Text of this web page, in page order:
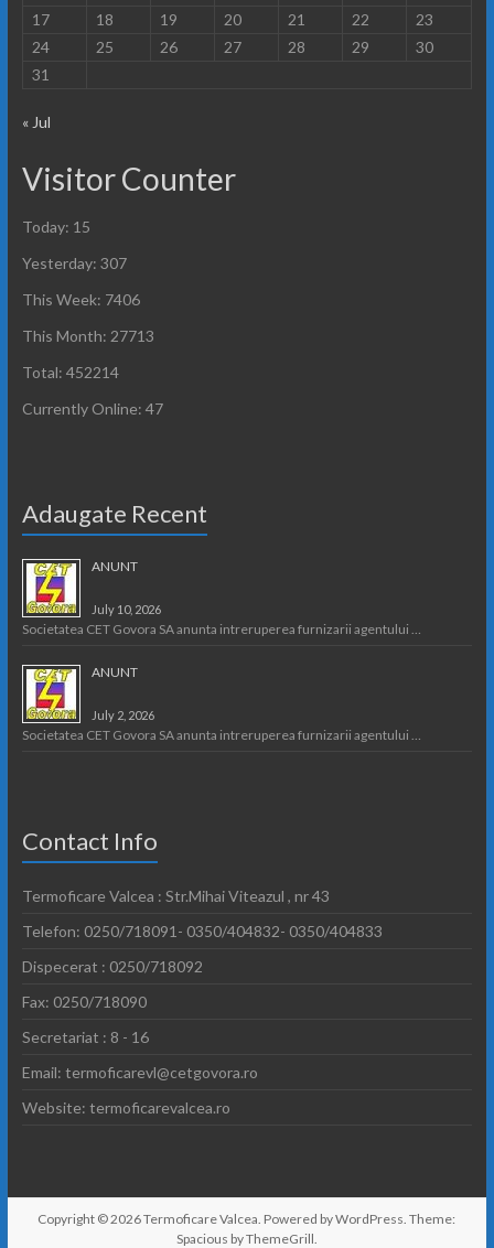
17
18 19 20 21 22
23
24
25 26 27 28 29
30
31
« Jul
Visitor Counter
Today: 15
Yesterday: 307
This Week: 7406
This Month: 27713
Total: 452214
Currently Online: 47
Adaugate Recent
ANUNT
July 10, 2026
Societatea CET Govora SA anunta intreruperea furnizarii agentului …
ANUNT
July 2, 2026
Societatea CET Govora SA anunta intreruperea furnizarii agentului …
Contact Info
Termoficare Valcea : Str.Mihai Viteazul , nr 43
Telefon: 0250/718091- 0350/404832- 0350/404833
Dispecerat : 0250/718092
Fax: 0250/718090
Secretariat : 8 - 16
Email: termoficarevl@cetgovora.ro
Website: termoficarevalcea.ro
Copyright © 2026Termoficare Valcea . Powered byWordPress . Theme:
Spacious byThemeGrill